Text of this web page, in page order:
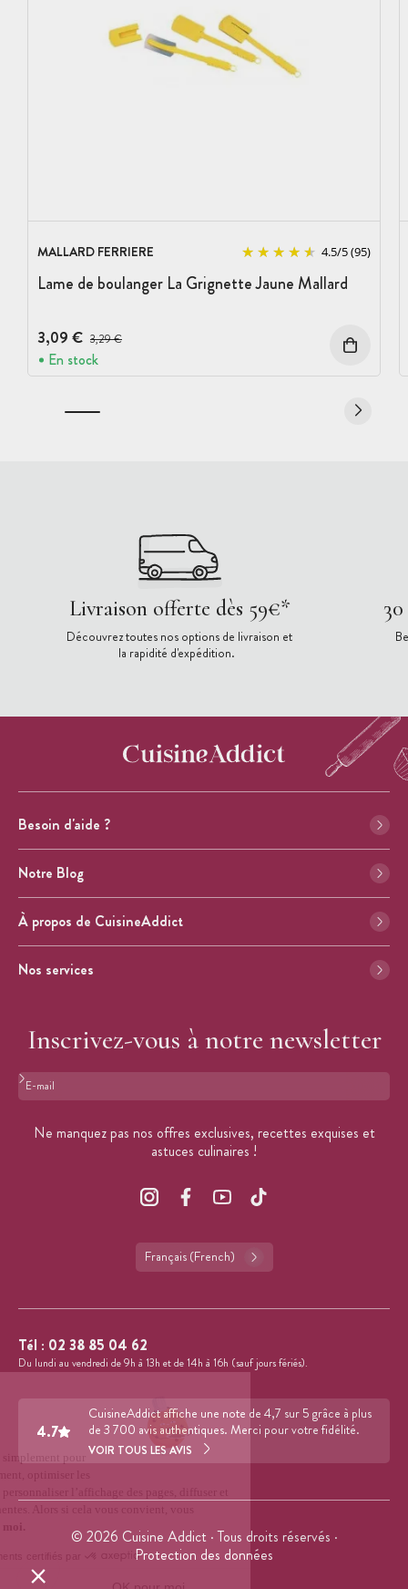
MALLARD FERRIERE 4.5/5(95)
Lame de boulanger La Grignette Jaune Mallard
3,09 € Prix avant réduction :
3,29 €
En stock
Livraison offerte dès 59€*
Découvrez toutes nos options de livraison et
la rapidité d'expédition.
Besoin d'aide ?
Notre Blog
À propos de CuisineAddict
Nos services
Inscrivez-vous à notre newsletter
Format : adresse@email.com
Ne manquez pas nos offres exclusives, recettes exquises et
astuces culinaires !
Français (French)
Tél : 02 38 85 04 62
Du lundi au vendredi de 9h à 13h et de 14h à 16h (sauf jours fériés).
4.7
CuisineAddict affiche une note de 4,7 sur 5 grâce à plus
de 3 700 avis authentiques. Merci pour votre fidélité.
VOIR TOUS LES AVIS
© 2026 Cuisine Addict · Tous droits réservés ·
Protection des données